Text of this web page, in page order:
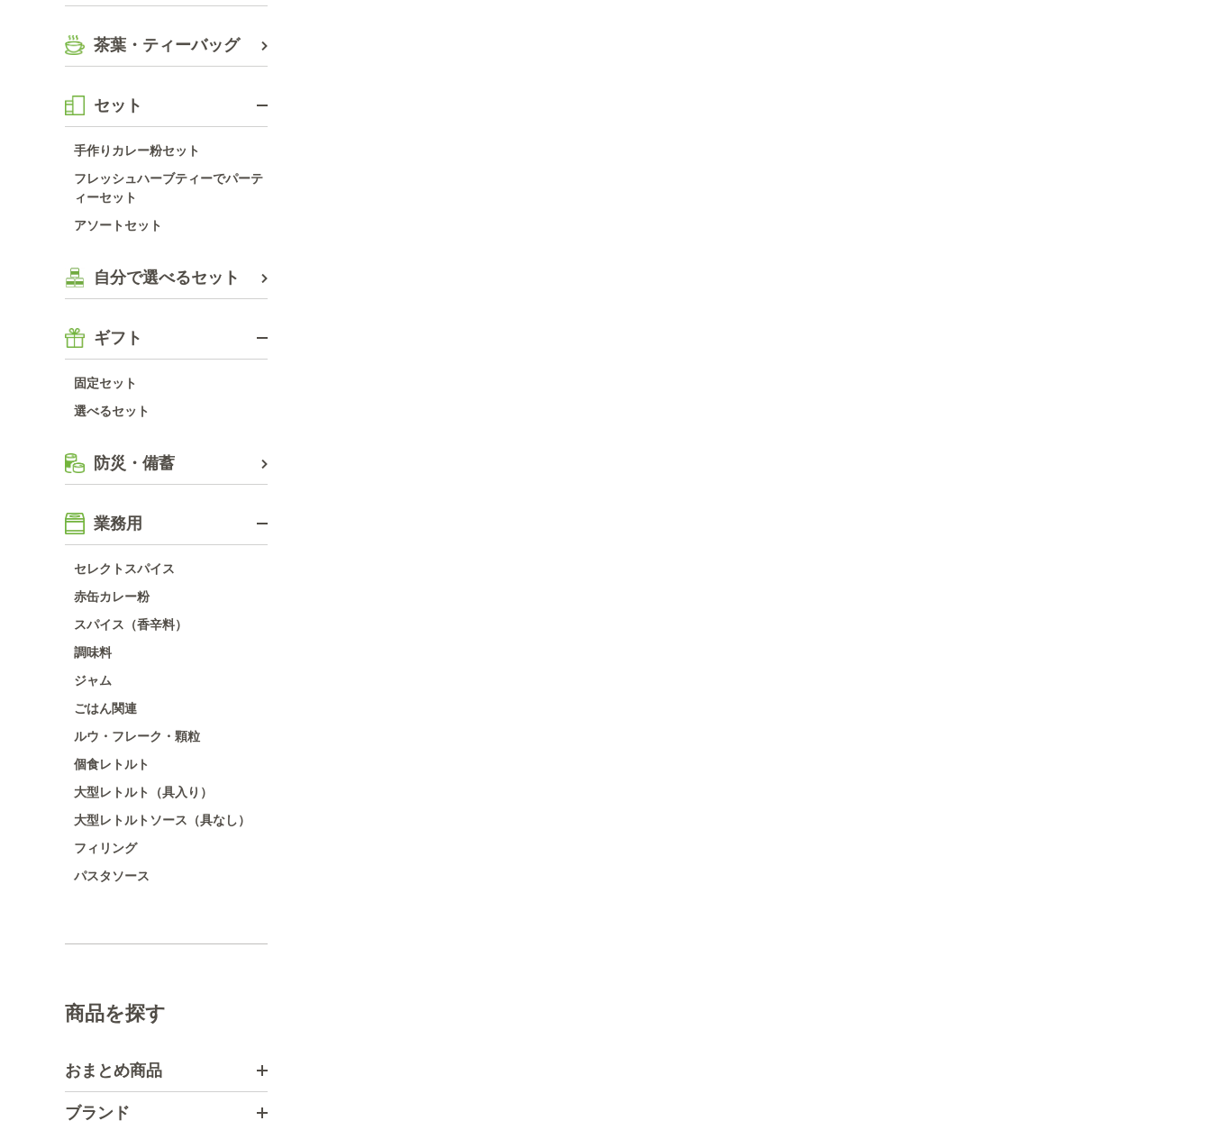
茶葉・ティーバッグ
セット
手作りカレー粉セット
フレッシュハーブティーでパーテ
ィーセット
アソートセット
自分で選べるセット
ギフト
固定セット
選べるセット
防災・備蓄
業務用
セレクトスパイス
赤缶カレー粉
スパイス（香辛料）
調味料
ジャム
ごはん関連
ルウ・フレーク・顆粒
個食レトルト
大型レトルト（具入り）
大型レトルトソース（具なし）
フィリング
パスタソース
商品を探す
おまとめ商品
ブランド